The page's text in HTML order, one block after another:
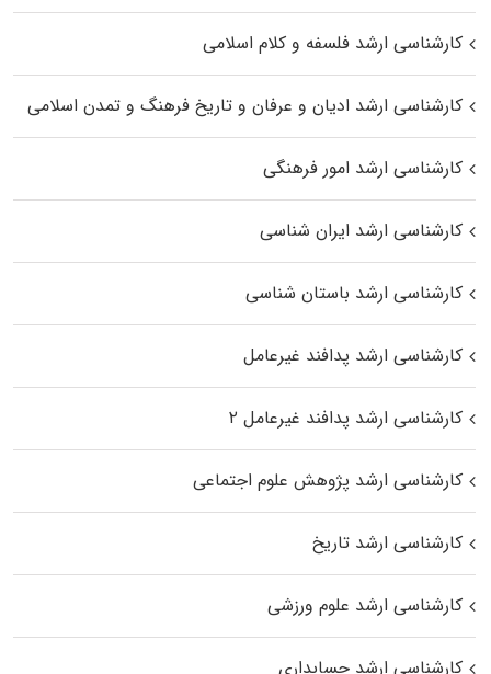
کارشناسی ارشد فلسفه و کلام اسلامی
کارشناسی ارشد ادیان و عرفان و تاریخ فرهنگ و تمدن اسلامی
کارشناسی ارشد امور فرهنگی
کارشناسی ارشد ایران شناسی
کارشناسی ارشد باستان شناسی
کارشناسی ارشد پدافند غیرعامل
کارشناسی ارشد پدافند غیرعامل ۲
کارشناسی ارشد پژوهش علوم اجتماعی
کارشناسی ارشد تاریخ
کارشناسی ارشد علوم ورزشی
کارشناسی ارشد حسابداری